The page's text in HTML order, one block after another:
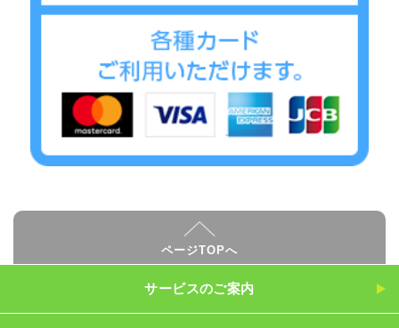
ページTOPへ
サービスのご案内